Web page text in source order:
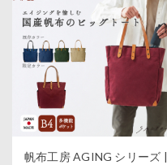
帆布工房 AGING シリーズ |